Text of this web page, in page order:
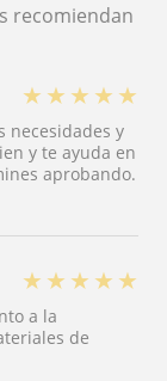
recomiendan
★ ★ ★ ★ ★
necesidades y
y te ayuda en
aprobando.
★ ★ ★ ★ ★
a la
de